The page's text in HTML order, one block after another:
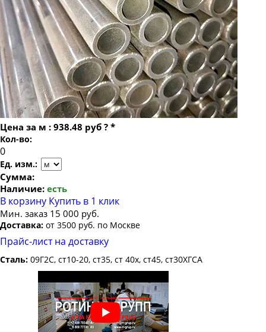
Труба бесшовная 22
Труба бесшовная 24
Труба бесшовная 25
Труба бесшовная 26
Труба бесшовная 27
Труба бесшовная 28
Труба бесшовная 30
Труба бесшовная 32
Труба бесшовная 35
Труба бесшовная 36
Труба бесшовная 38
Труба бесшовная 40
Труба бесшовная 42
Труба бесшовная 45
Труба бесшовная 48
Труба бесшовная 50
Труба бесшовная 51
Труба бесшовная 73х19
Труба бесшовная 73х20
Цена за м : 938.48 руб ? *
Кол-во:
Ед. изм.:
Сумма:
Наличие: есть
В корзину Купить в 1 клик
Мин. заказ 15 000 руб.
Доставка: от 3500 руб. по Москве
Прайс-лист на доставку
Сталь: 09Г2С, ст10-20, ст35, ст 40х, ст45, ст30ХГСА